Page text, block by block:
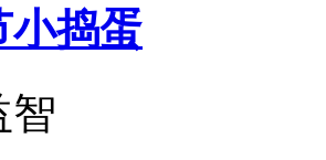
小捣蛋
智